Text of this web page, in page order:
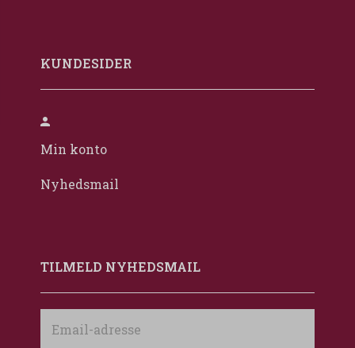
KUNDESIDER
Min konto
Nyhedsmail
TILMELD NYHEDSMAIL
adresse